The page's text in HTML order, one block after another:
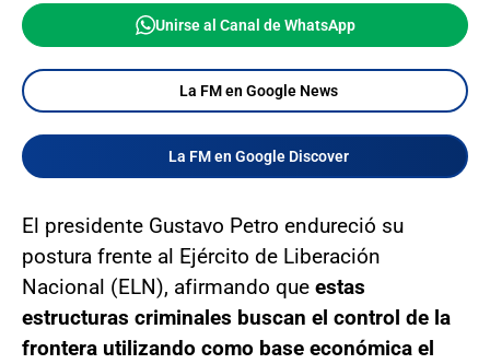
Unirse al Canal de WhatsApp
La FM en Google News
La FM en Google Discover
El presidente Gustavo Petro endureció su
postura frente al Ejército de Liberación
Nacional (ELN), afirmando que estas
estructuras criminales buscan el control de la
frontera utilizando como base económica el